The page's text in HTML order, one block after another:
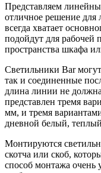
Представляем
отличное решение для
всегда хватает
подойдут для рабочей
пространства шкафа
Светильники Bar
так и соединенные
длина линии не
представлен тремя
мм, и тремя
дневной белый,
Монтируются
скотча или скоб,
способ монтажа очень